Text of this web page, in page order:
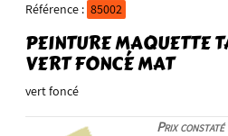
Référence : 85002
PEINTURE MAQUETTE
VERT FONCÉ MAT
vert foncé
Prix constaté